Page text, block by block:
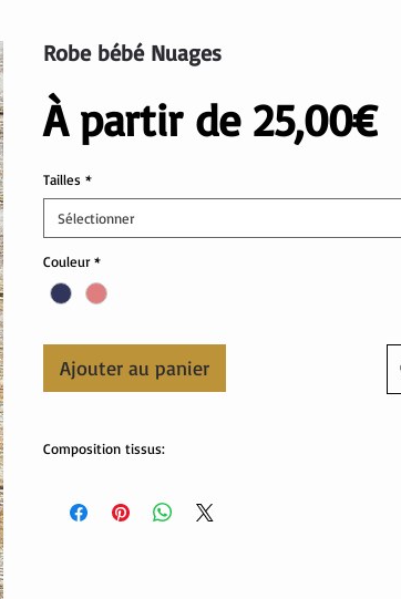
Robe bébé Nuages
À partir de 25,00€
Tailles *
Sélectionner
Couleur *
Ajouter au panier
Composition tissus:
95% coton, 5% élasthanne